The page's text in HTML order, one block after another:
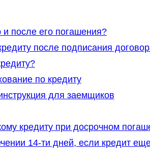
после его погашения?
после подписания
по кредиту
для заемщиков
кредиту при досрочном
14-ти дней, если кредит